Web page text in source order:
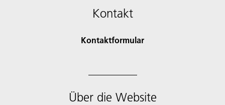
Kontakt
Kontaktformular
Über die Website